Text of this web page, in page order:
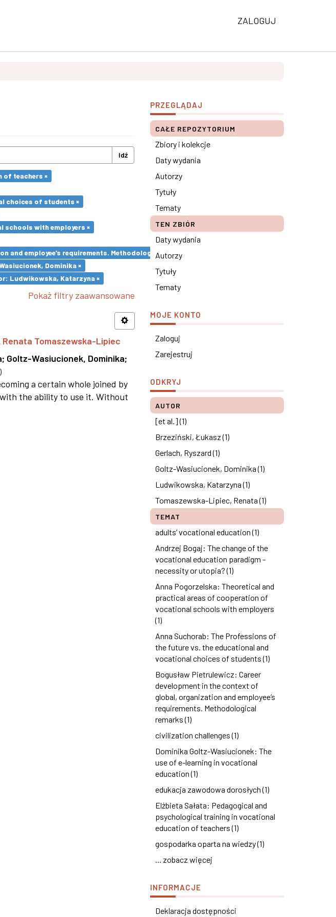
ZALOGUJ
Idź
of teachers ×
choices of students ×
schools with employers ×
employee’s requirements. Methodological remarks ×
Dominika ×
Ludwikowska, Katarzyna ×
Pokaż filtry zaawansowane
Tomaszewska-Lipiec
; Goltz-Wasiucionek, Dominika;
)
a certain whole joined by
the ability to use it. Without
PRZEGLĄDAJ
CAŁE REPOZYTORIUM
Zbiory i kolekcje
Daty wydania
Autorzy
Tytuły
Tematy
TEN ZBIÓR
Daty wydania
Autorzy
Tytuły
Tematy
MOJE KONTO
Zaloguj
Zarejestruj
ODKRYJ
AUTOR
[et al.] (1)
Brzeziński, Łukasz (1)
Gerlach, Ryszard (1)
Goltz-Wasiucionek, Dominika (1)
Ludwikowska, Katarzyna (1)
Tomaszewska-Lipiec, Renata (1)
TEMAT
adults’ vocational education (1)
Andrzej Bogaj: The change of the
vocational education paradigm -
necessity or utopia? (1)
Anna Pogorzelska: Theoretical and
practical areas of cooperation of
vocational schools with employers
(1)
Anna Suchorab: The Professions of
the future vs. the educational and
vocational choices of students (1)
Bogusław Pietrulewicz: Career
development in the context of
global, organization and employee’s
requirements. Methodological
remarks (1)
civilization challenges (1)
Dominika Goltz-Wasiucionek: The
use of e-learning in vocational
education (1)
edukacja zawodowa dorosłych (1)
Elżbieta Sałata: Pedagogical and
psychological training in vocational
education of teachers (1)
gospodarka oparta na wiedzy (1)
... zobacz więcej
INFORMACJE
Deklaracja dostępności